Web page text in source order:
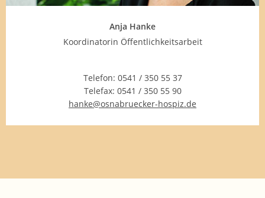
Anja Hanke
Koordinatorin Öffentlichkeitsarbeit
Telefon: 0541 / 350 55 37
Telefax: 0541 / 350 55 90
hanke@osnabruecker-hospiz.de